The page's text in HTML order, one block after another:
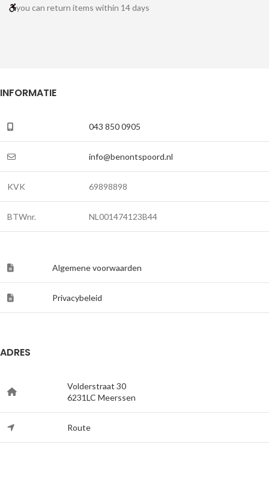
you can return items within 14 days
INFORMATIE
043 850 0905
info@benontspoord.nl
KVK 69898898
BTWnr. NL001474123B44
Algemene voorwaarden
Privacybeleid
ADRES
Volderstraat 30
6231LC Meerssen
Route